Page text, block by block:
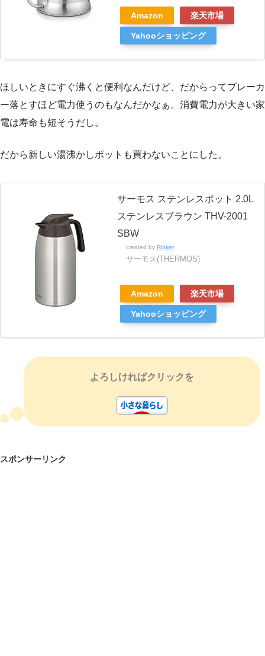
Amazon 楽天市場
Yahooショッピング
ほしいときにすぐ沸くと便利なんだけど、だからってブレーカ
ー落とすほど電力使うのもなんだかなぁ。消費電力が大きい家
電は寿命も短そうだし。
だから新しい湯沸かしポットも買わないことにした。
サーモス ステンレスポット 2.0L
ステンレスブラウン THV-2001
SBW
created by Rinker
サーモス(THERMOS)
Amazon 楽天市場
Yahooショッピング
よろしければクリックを
スポンサーリンク